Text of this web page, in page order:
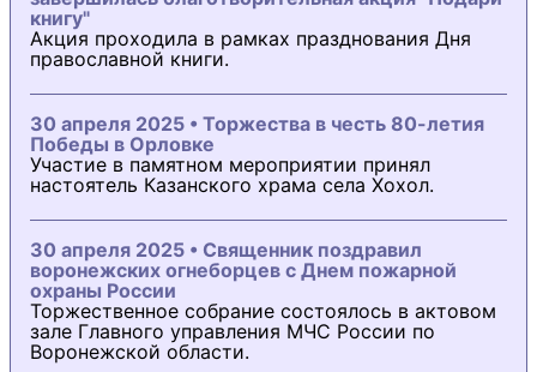
книгу"
Акция проходила в рамках празднования Дня
православной книги.
30 апреля 2025 • Торжества в честь 80-летия
Победы в Орловке
Участие в памятном мероприятии принял
настоятель Казанского храма села Хохол.
30 апреля 2025 • Священник поздравил
воронежских огнеборцев с Днем пожарной
охраны России
Торжественное собрание состоялось в актовом
зале Главного управления МЧС России по
Воронежской области.